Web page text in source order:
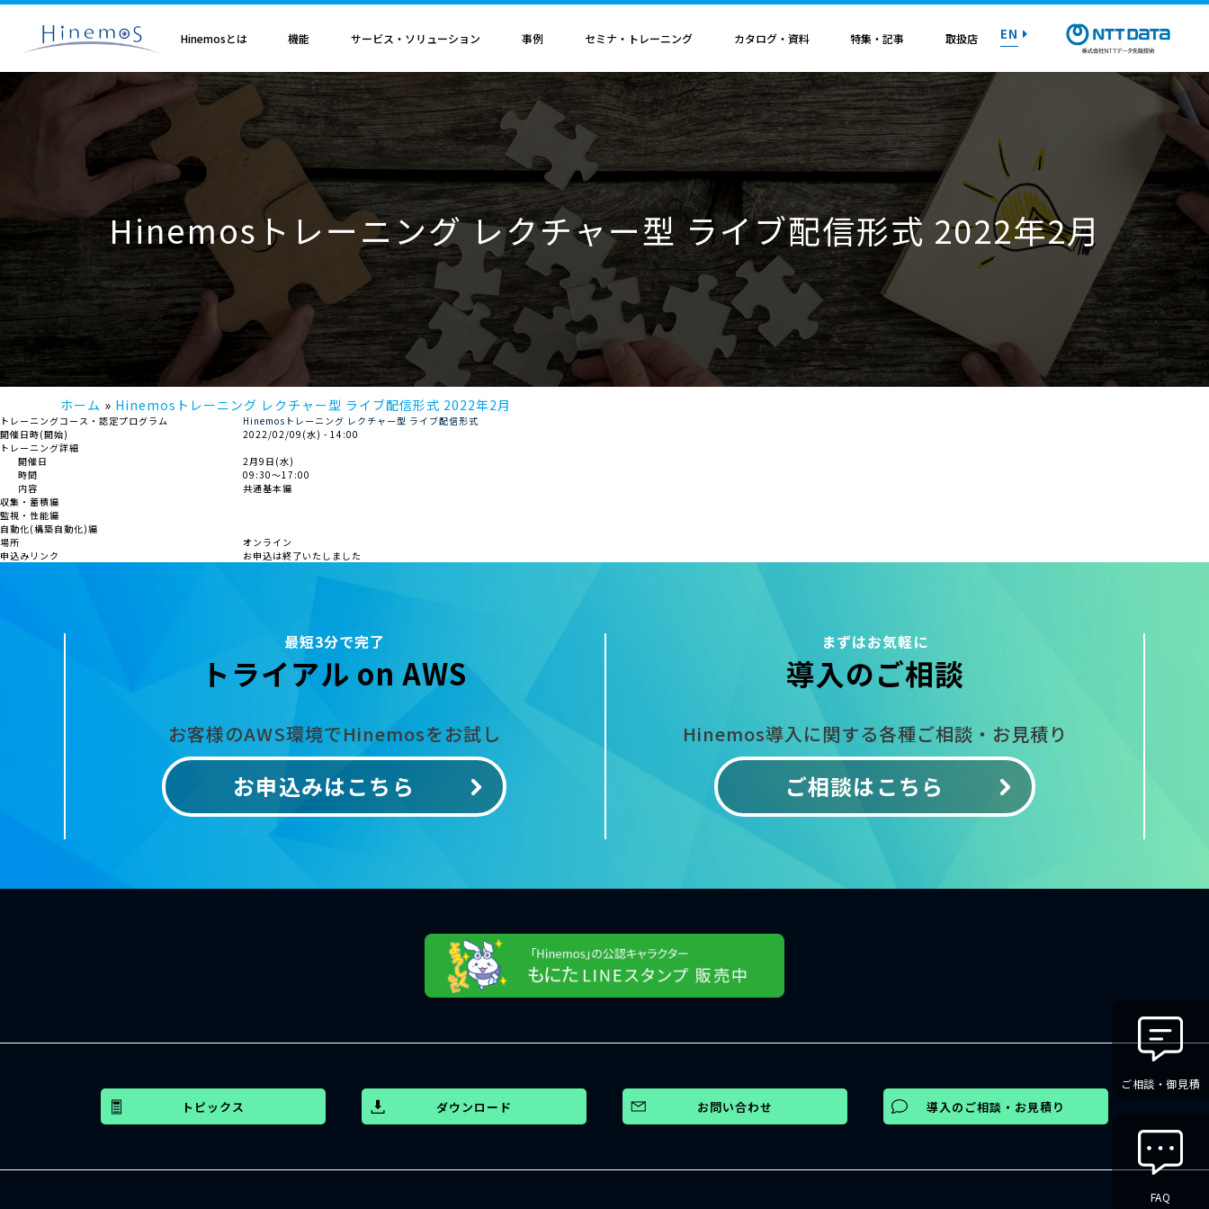
メ
テ
ツ
Hinemosとは
Hinemosとは
歩み・利用実績
Hinemosの利用実績
Hinemosの歩み
導入構成・動作環境
導入構成
動作環境
サポートサイクル
トライアル on AWS
マニュアル
お問い合わせ
機能
エンタープライズ
クラウド・VM管理
Hinemos メッセージフィルタ
Hineoms インシデントダッシュボード
Hinemos Migration Assistant
Hinemos AIエージェント
オプション
Hinemos ミッションクリティカルオプション
Hinemos セキュリティ ネットワーク診断オプション
Hinemos セキュリティ アプリケーション診断オプション
トライアル on AWS
マニュアル
お問い合わせ
サービス・ソリューション
サブスクリプション
Hinemosサブスクリプション
サービス
導入設計・構築支援サービス
Hinemosプロフェッショナル QAサービス
バージョンアップ支援サービス
データコンバートサービス
レポートカスタマイズサービス
他製品からの移行サービス
Hinemos インシデントダッシュボード テーブルカスタマイズサービス
Hinemosメッセージフィルタ 導入支援サービス
AI基盤による 異常検知支援サービス
ソリューション
SAP連携ソリューション
SAP HANA運用管理ソリューション
トライアル on AWS
マニュアル
お問い合わせ
事例
電気・ガス業 電気機器
金融・保険業 サービス業
教育、学習支援業 官公庁・自治体
NTTデータ事例 事例紹介インタビュー資料（PDF）
トライアル on AWS
マニュアル
お問い合わせ
セミナ・トレーニング
Hinemosセミナ
Hinemos World 2026
Hinemosソリューションセミナ2026
Hinemos World 2025
Hinemosソリューションセミナ2025
トレーニング・技術者認定
Hinemosトレーニング
技術者認定プログラム
カレンダ
Hinemosイベントカレンダ
トライアル on AWS
マニュアル
お問い合わせ
カタログ・資料 特集・記事
クラウド運用特集
製品移行特集
ITSM特集
セキュリティ運用特集
監視特集
ログ管理特集
基盤設定の自動化特集
APM特集
RBA特集
技術情報
Hinemos技術情報
外部サイト公開記事・書籍
記事
Hinemos記事
IT運用管理コラム
トライアル on AWS
マニュアル
お問い合わせ
取扱店
Hinemosアライアンス
Hinemosアライアンスとは
Hinemosアライアンス一覧
取扱店
Hinemos取扱企業一覧
トライアル on AWS
マニュアル
お問い合わせ
EN
Hinemosトレーニング レクチャー型 ライブ配信形式 2022年2月
ホーム Hinemosトレーニング レクチャー型 ライブ配信形式 2022年2月
トレーニングコース・認定プログラム
Hinemosトレーニング レクチャー型 ライブ配信形式
開催日時(開始)
2022/02/09(水) - 14:00
トレーニング詳細
開催日
2月9日(水)
時間
09:30～17:00
内容
共通基本編
収集・蓄積編
監視・性能編
自動化(構築自動化)編
場所
オンライン
申込みリンク
お申込は終了いたしました
最短3分で完了
トライアル on AWS
お客様のAWS環境でHinemosをお試し
お申込みはこちら
まずはお気軽に
導入のご相談
Hinemos導入に関する各種ご相談・お見積り
ご相談はこちら
トピックス ダウンロード お問い合わせ 導入のご相談・お見積り
ご相談・御見積
FAQ